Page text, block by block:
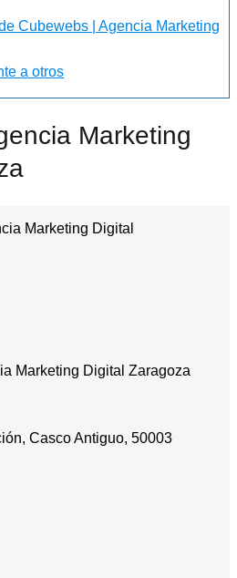
Cubewebs | Agencia Marketing
a otros
Marketing
Marketing Digital Zaragoza
Casco Antiguo, 50003